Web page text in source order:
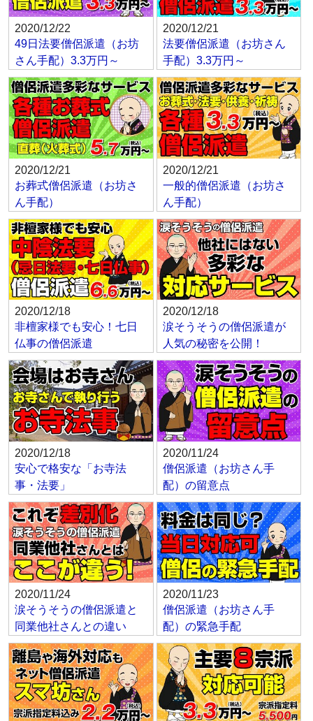
2020/12/22
49日法要僧侶派遣（お坊
さん手配）3.3万円～
2020/12/21
法要僧侶派遣（お坊さん
手配）3.3万円～
2020/12/21
お葬式僧侶派遣（お坊さ
ん手配）
2020/12/21
一般的僧侶派遣（お坊さ
ん手配）
2020/12/18
非檀家様でも安心！七日
仏事の僧侶派遣
2020/12/18
涙そうそうの僧侶派遣が
人気の秘密を公開！
2020/12/18
安心で格安な「お寺法
事・法要」
2020/11/24
僧侶派遣（お坊さん手
配）の留意点
2020/11/24
涙そうそうの僧侶派遣と
同業他社さんとの違い
2020/11/23
僧侶派遣（お坊さん手
配）の緊急手配